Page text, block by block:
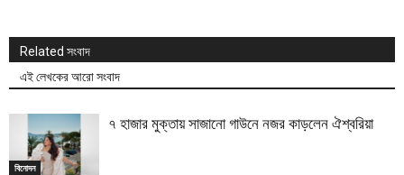
Related সংবাদ
এই লেখকের আরো সংবাদ
বিনোদন
৭ হাজার মুক্তায় সাজানো গাউনে নজর কাড়লেন ঐশ্বরিয়া